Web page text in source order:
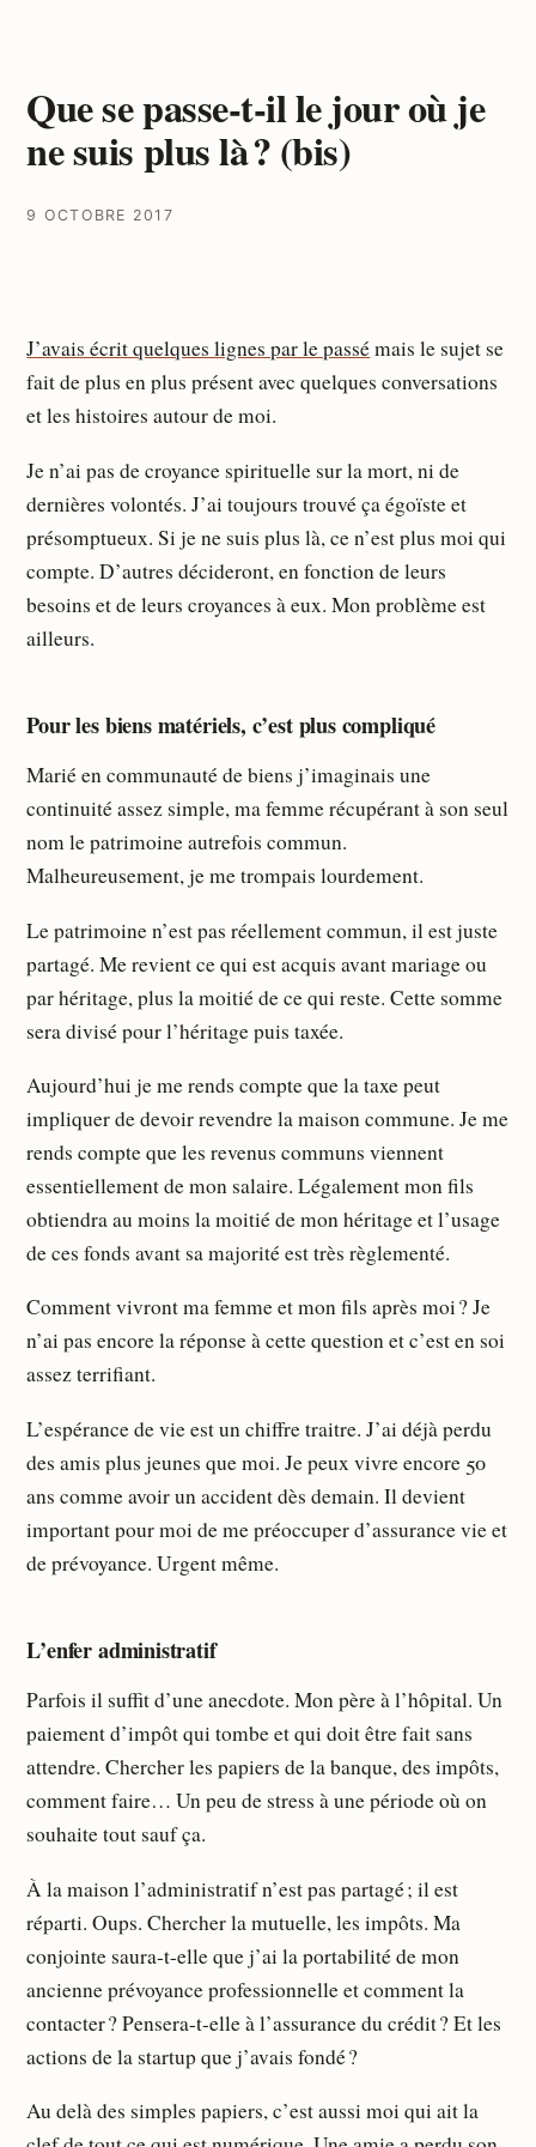
Que se passe-t-il le jour où je
ne suis plus là ? (bis)
9 OCTOBRE 2017
J’avais écrit quelques lignes par le passémais le sujet se
fait de plus en plus présent avec quelques conversations
et les histoires autour de moi.
Je n’ai pas de croyance spirituelle sur la mort, ni de
dernières volontés. J’ai toujours trouvé ça égoïste et
présomptueux. Si je ne suis plus là, ce n’est plus moi qui
compte. D’autres décideront, en fonction de leurs
besoins et de leurs croyances à eux. Mon problème est
ailleurs.
Pour les biens matériels, c’est plus compliqué
Marié en communauté de biens j’imaginais une
continuité assez simple, ma femme récupérant à son seul
nom le patrimoine autrefois commun.
Malheureusement, je me trompais lourdement.
Le patrimoine n’est pas réellement commun, il est juste
partagé. Me revient ce qui est acquis avant mariage ou
par héritage, plus la moitié de ce qui reste. Cette somme
sera divisé pour l’héritage puis taxée.
Aujourd’hui je me rends compte que la taxe peut
impliquer de devoir revendre la maison commune. Je me
rends compte que les revenus communs viennent
essentiellement de mon salaire. Légalement mon fils
obtiendra au moins la moitié de mon héritage et l’usage
de ces fonds avant sa majorité est très règlementé.
Comment vivront ma femme et mon fils après moi ? Je
n’ai pas encore la réponse à cette question et c’est en soi
assez terrifiant.
L’espérance de vie est un chiffre traitre. J’ai déjà perdu
des amis plus jeunes que moi. Je peux vivre encore 50
ans comme avoir un accident dès demain. Il devient
important pour moi de me préoccuper d’assurance vie et
de prévoyance. Urgent même.
L’enfer administratif
Parfois il suffit d’une anecdote. Mon père à l’hôpital. Un
paiement d’impôt qui tombe et qui doit être fait sans
attendre. Chercher les papiers de la banque, des impôts,
comment faire… Un peu de stress à une période où on
souhaite tout sauf ça.
À la maison l’administratif n’est pas partagé ; il est
réparti. Oups. Chercher la mutuelle, les impôts. Ma
conjointe saura-t-elle que j’ai la portabilité de mon
ancienne prévoyance professionnelle et comment la
contacter ? Pensera-t-elle à l’assurance du crédit ? Et les
actions de la startup que j’avais fondé ?
Au delà des simples papiers, c’est aussi moi qui ait la